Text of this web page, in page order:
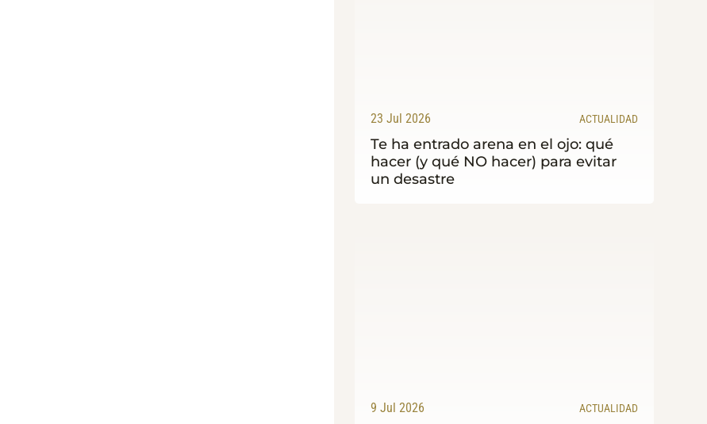
23 Jul 2026 ACTUALIDAD
Te ha entrado arena en el ojo: qué
hacer (y qué NO hacer) para evitar
un desastre
9 Jul 2026 ACTUALIDAD